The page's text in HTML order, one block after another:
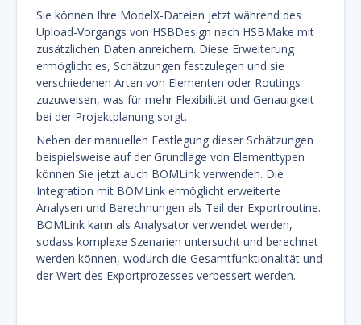
Sie können Ihre ModelX-Dateien jetzt während des
Upload-Vorgangs von HSBDesign nach HSBMake mit
zusätzlichen Daten anreichern. Diese Erweiterung
ermöglicht es, Schätzungen festzulegen und sie
verschiedenen Arten von Elementen oder Routings
zuzuweisen, was für mehr Flexibilität und Genauigkeit
bei der Projektplanung sorgt.
Neben der manuellen Festlegung dieser Schätzungen
beispielsweise auf der Grundlage von Elementtypen
können Sie jetzt auch BOMLink verwenden. Die
Integration mit BOMLink ermöglicht erweiterte
Analysen und Berechnungen als Teil der Exportroutine.
BOMLink kann als Analysator verwendet werden,
sodass komplexe Szenarien untersucht und berechnet
werden können, wodurch die Gesamtfunktionalität und
der Wert des Exportprozesses verbessert werden.